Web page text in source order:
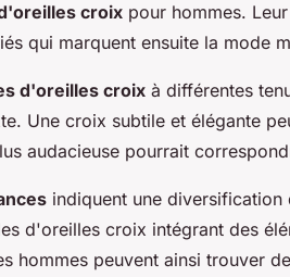
croix pour hommes.
qui marquent ensuite la mode
d'oreilles croix à différentes
Une croix subtile et élégante
audacieuse pourrait
indiquent une diversification
d'oreilles croix intégrant des
hommes peuvent ainsi trouver